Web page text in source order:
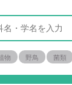
物 野鳥 菌類